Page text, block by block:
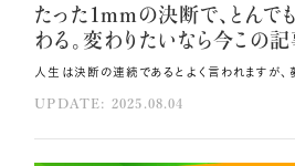
たった1mmの決断で、とんで
わる。変わりたいなら今この記
UPDATE: 2025.08.04